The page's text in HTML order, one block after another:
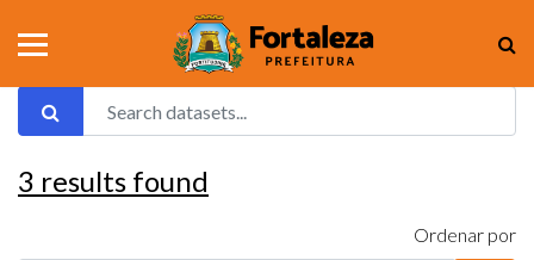
3 results found
Ordenar por